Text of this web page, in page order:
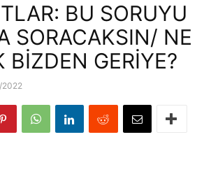
BU SORUYU
SORACAKSIN/ NE
BİZDEN GERİYE?
2022